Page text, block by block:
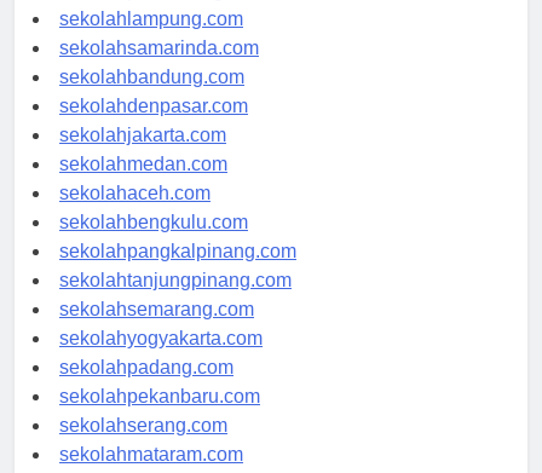
sekolahpalembang.com
sekolahlampung.com
sekolahsamarinda.com
sekolahbandung.com
sekolahdenpasar.com
sekolahjakarta.com
sekolahmedan.com
sekolahaceh.com
sekolahbengkulu.com
sekolahpangkalpinang.com
sekolahtanjungpinang.com
sekolahsemarang.com
sekolahyogyakarta.com
sekolahpadang.com
sekolahpekanbaru.com
sekolahserang.com